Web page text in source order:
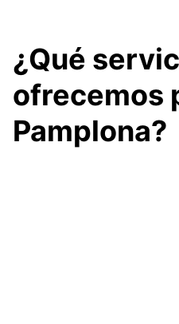
¿Qué
ofrecemos
Pamplona?